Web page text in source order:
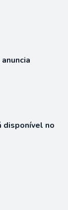
disponível no